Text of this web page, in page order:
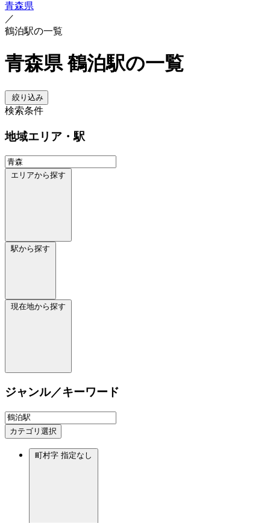
青森県
／
鶴泊駅の一覧
青森県 鶴泊駅の一覧
絞り込み
検索条件
地域エリア・駅
エリアから探す
駅から探す
現在地から探す
ジャンル／キーワード
カテゴリ選択
町村字 指定なし